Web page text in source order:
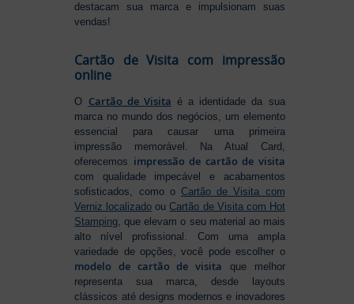
destacam sua marca e impulsionam suas
vendas!
Cartão de Visita com impressão
online
O Cartão de Visita é a identidade da sua
marca no mundo dos negócios, um elemento
essencial para causar uma primeira
impressão memorável. Na Atual Card,
oferecemos impressão de cartão de visita
com qualidade impecável e acabamentos
sofisticados, como o Cartão de Visita com
Verniz localizado ouCartão de Visita com Hot
Stamping , que elevam o seu material ao mais
alto nível profissional. Com uma ampla
variedade de opções, você pode escolher o
modelo de cartão de visita que melhor
representa sua marca, desde layouts
clássicos até designs modernos e inovadores